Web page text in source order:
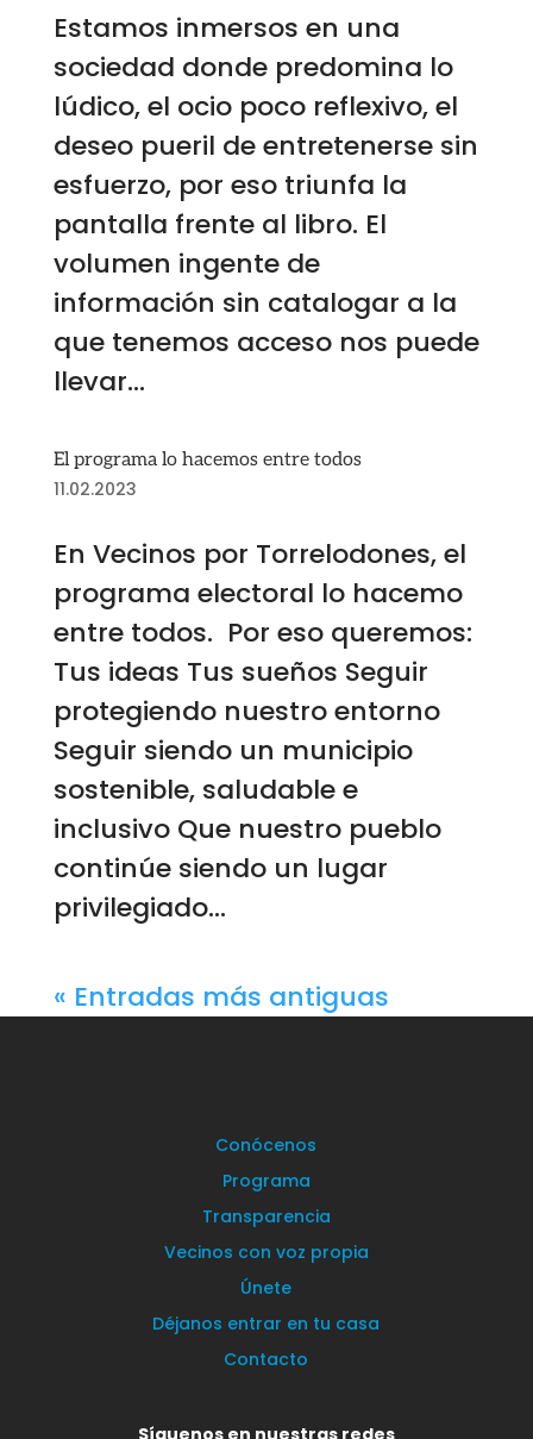
Estamos inmersos en una
sociedad donde predomina lo
lúdico, el ocio poco reflexivo, el
deseo pueril de entretenerse sin
esfuerzo, por eso triunfa la
pantalla frente al libro. El
volumen ingente de
información sin catalogar a la
que tenemos acceso nos puede
llevar...
El programa lo hacemos entre todos
11.02.2023
En Vecinos por Torrelodones, el
programa electoral lo hacemo
entre todos. Por eso queremos:
Tus ideas Tus sueños Seguir
protegiendo nuestro entorno
Seguir siendo un municipio
sostenible, saludable e
inclusivo Que nuestro pueblo
continúe siendo un lugar
privilegiado...
« Entradas más antiguas
Conócenos
Programa
Transparencia
Vecinos con voz propia
Únete
Déjanos entrar en tu casa
Contacto
Síguenos en nuestras redes